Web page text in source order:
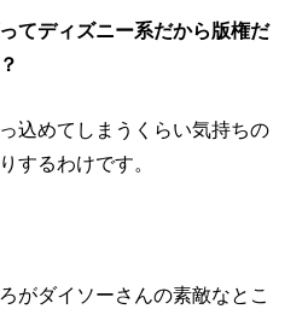
てディズニー系だから版権だ
込めてしまうくらい気持ちの
するわけです。
がダイソーさんの素敵なとこ